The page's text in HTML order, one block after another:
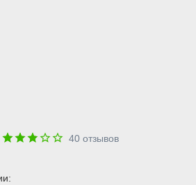
40 отзывов